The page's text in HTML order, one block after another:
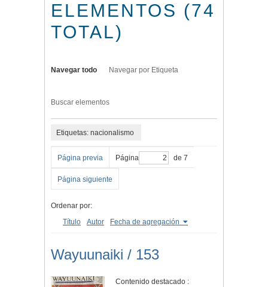
ELEMENTOS (74
TOTAL)
Navegar todo Navegar por Etiqueta
Buscar elementos
Etiquetas: nacionalismo
Página previa Página de 7
Página siguiente
Ordenar por:
Título
Autor Fecha de agregación
Wayuunaiki / 153
Contenido destacado :